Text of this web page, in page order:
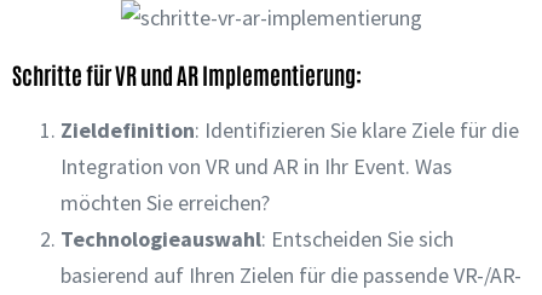
Schritte für VR und AR Implementierung:
Zieldefinition: Identifizieren Sie klare Ziele für die
Integration von VR und AR in Ihr Event. Was
möchten Sie erreichen?
Technologieauswahl: Entscheiden Sie sich
basierend auf Ihren Zielen für die passende VR-/AR-